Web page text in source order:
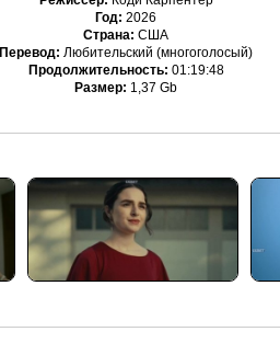
Год: 2026
Страна: США
Перевод: Любительский (многоголосый)
Продолжительность: 01:19:48
Размер: 1,37 Gb